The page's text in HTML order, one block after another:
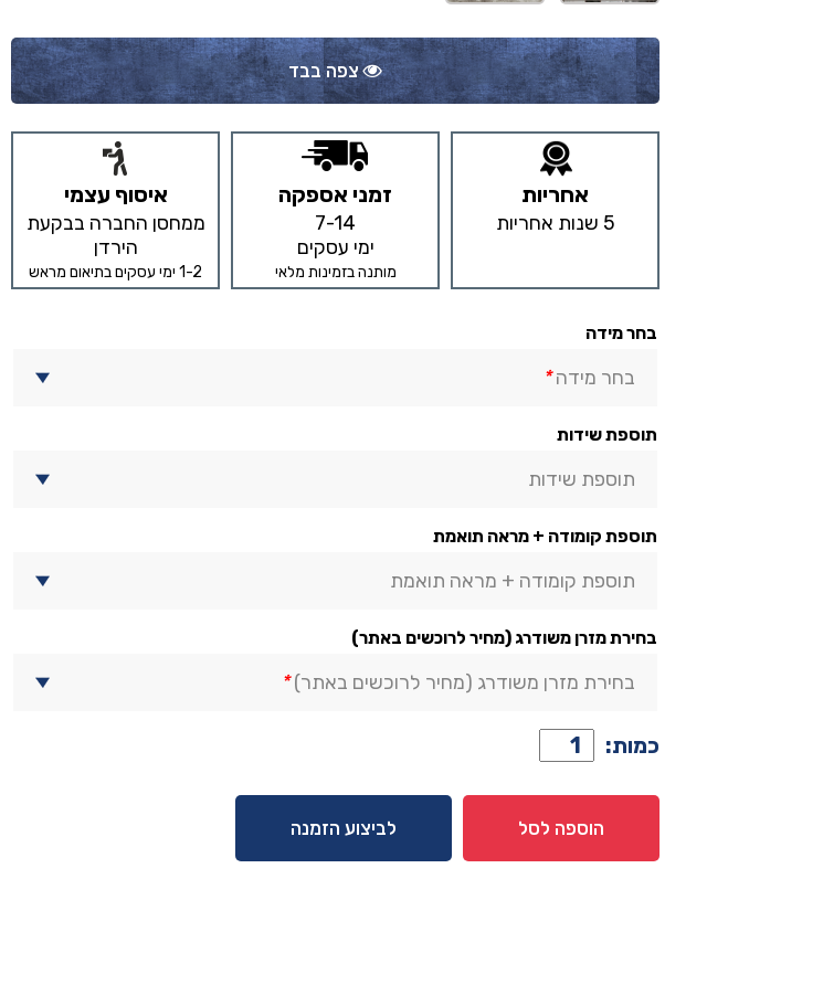
צפה בבד
אחריות
5 שנות אחריות
זמני אספקה
7-14
ימי עסקים
מותנה בזמינות מלאי
איסוף עצמי
ממחסן החברה בבקעת
הירדן
1-2 ימי עסקים בתיאום מראש
בחר מידה
בחר מידה*
תוספת שידות
תוספת שידות
תוספת קומודה + מראה תואמת
תוספת קומודה + מראה תואמת
בחירת מזרן משודרג (מחיר לרוכשים באתר)
בחירת מזרן משודרג (מחיר לרוכשים באתר)*
כמות: כמות
של
מיטה
דגם
הוספה לסל לביצוע הזמנה